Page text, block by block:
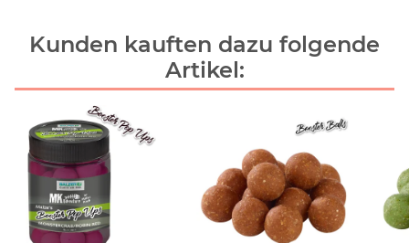
Kunden kauften dazu folgende
Artikel: